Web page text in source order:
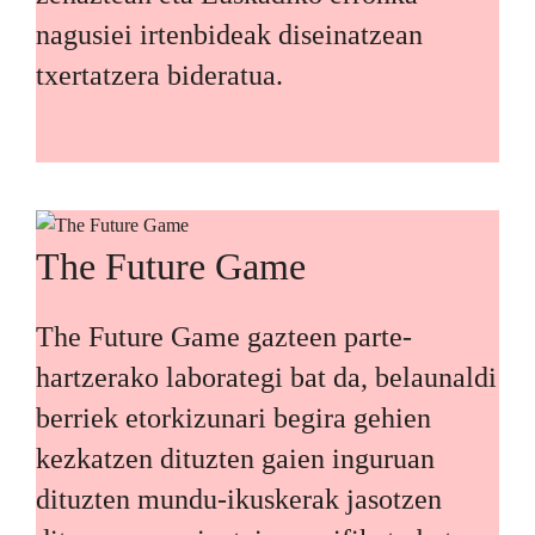
nagusiei irtenbideak diseinatzean
txertatzera bideratua.
The Future Game
The Future Game gazteen parte-
hartzerako laborategi bat da, belaunaldi
berriek etorkizunari begira gehien
kezkatzen dituzten gaien inguruan
dituzten mundu-ikuskerak jasotzen